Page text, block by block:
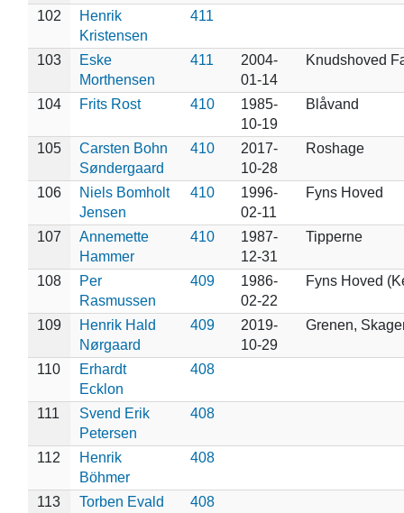
102
Henrik
Kristensen
411
103
Eske
Morthensen
411
2004-
01-14
Knudshoved
104 Frits Rost 410
1985-
10-19
Blåvand
105
Carsten Bohn
Søndergaard
410
2017-
10-28
Roshage
106
Niels Bomholt
Jensen
410
1996-
02-11
Fyns Hoved
107
Annemette
Hammer
410
1987-
12-31
Tipperne
108
Per
Rasmussen
409
1986-
02-22
Fyns Hoved
109
Henrik Hald
Nørgaard
409
2019-
10-29
Grenen,
110
Erhardt
Ecklon
408
111
Svend Erik
Petersen
408
112
Henrik
Böhmer
408
113 Torben Evald
408